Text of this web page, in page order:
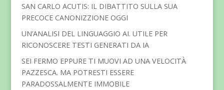
SAN CARLO ACUTIS: IL DIBATTITO SULLA SUA
PRECOCE CANONIZZIONE OGGI
UN’ANALISI DEL LINGUAGGIO AI. UTILE PER
RICONOSCERE TESTI GENERATI DA IA
SEI FERMO EPPURE TI MUOVI AD UNA VELOCITÀ
PAZZESCA. MA POTRESTI ESSERE
PARADOSSALMENTE IMMOBILE